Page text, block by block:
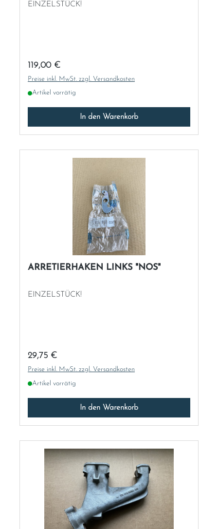
EINZELSTÜCK!
Regulärer Preis:
119,00 €
Preise inkl. MwSt. zzgl. Versandkosten
Artikel vorrätig
In den Warenkorb
ARRETIERHAKEN LINKS "NOS"
EINZELSTÜCK!
Regulärer Preis:
29,75 €
Preise inkl. MwSt. zzgl. Versandkosten
Artikel vorrätig
In den Warenkorb